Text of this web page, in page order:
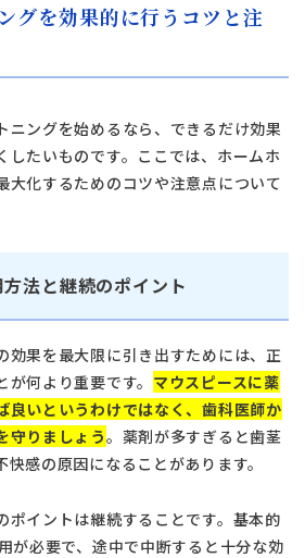
グを効果的に行うコツと注
ニングを始めるなら、できるだけ効果
したいものです。ここでは、ホームホ
大化するためのコツや注意点について
法と継続のポイント
効果を最大限に引き出すためには、正
何より重要です。 マウスピースに薬
良いというわけではなく、歯科医師か
守りましょう。薬剤が多すぎると歯茎
感の原因になることがあります。
ポイントは継続することです。基本的
が必要で、途中で中断すると十分な効